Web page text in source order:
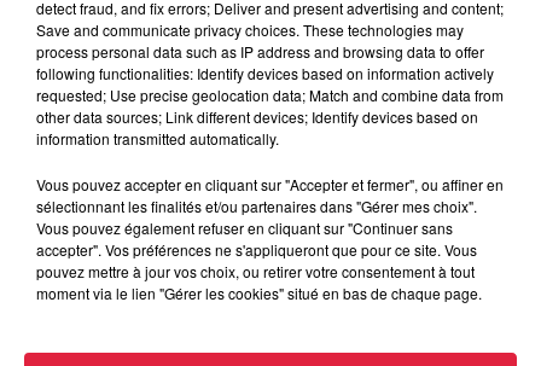
Retrouvez IGLOO on Air sur leur page Facebook
Les Infos Habitat avec Trianon Résidences
Toute l'actu
detect fraud, and fix errors; Deliver and present advertising and content;
Save and communicate privacy choices. These technologies may
process personal data such as IP address and browsing data to offer
following functionalities: Identify devices based on information actively
requested; Use precise geolocation data; Match and combine data from
other data sources; Link different devices; Identify devices based on
information transmitted automatically.
Vous pouvez accepter en cliquant sur "Accepter et fermer", ou affiner en
sélectionnant les finalités et/ou partenaires dans "Gérer mes choix".
Vous pouvez également refuser en cliquant sur "Continuer sans
accepter". Vos préférences ne s'appliqueront que pour ce site. Vous
pouvez mettre à jour vos choix, ou retirer votre consentement à tout
moment via le lien "Gérer les cookies" situé en bas de chaque page.